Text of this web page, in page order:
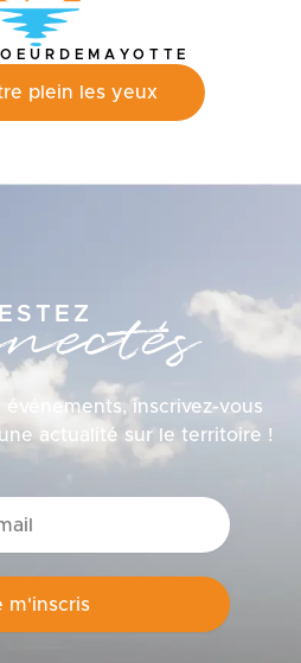
plein les yeux
événements, inscrivez-vous
actualité sur le territoire !
m'inscris